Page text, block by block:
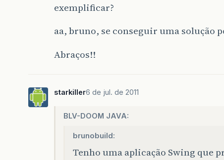
exemplificar?
aa, bruno, se conseguir uma solução
Abraços!!
starkiller6 de jul. de 2011
BLV-DOOM JAVA:
brunobuild:
Tenho uma aplicação Swing que